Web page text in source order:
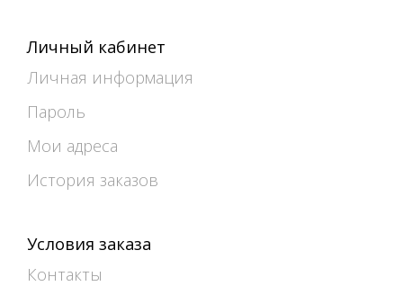
Личный кабинет
Личная информация
Пароль
Мои адреса
История заказов
Условия заказа
Контакты